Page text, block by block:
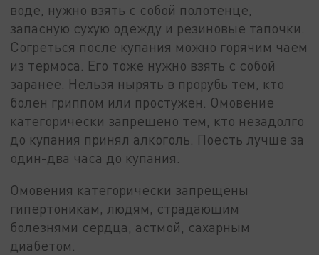
воде, нужно взять с собой полотенце,
запасную сухую одежду и резиновые тапочки.
Согреться после купания можно горячим чаем
из термоса. Его тоже нужно взять с собой
заранее. Нельзя нырять в прорубь тем, кто
болен гриппом или простужен. Омовение
категорически запрещено тем, кто незадолго
до купания принял алкоголь. Поесть лучше за
один-два часа до купания.
Омовения категорически запрещены
гипертоникам, людям, страдающим
болезнями сердца, астмой, сахарным
диабетом.